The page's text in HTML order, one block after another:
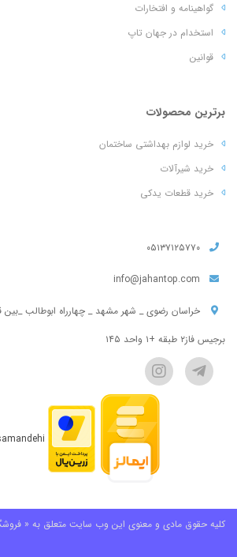
گواهینامه و افتخارات
استخدام در جهان تاپ
قوانین
برترین محصولات
خرید لوازم بهداشتی ساختمان
خرید شیرآلات
خرید قطعات یدکی
برجیس فاز۲ طبقه +۱ واحد ۱۴۵
کلیه حقوق مادی و معنوی این وب سایت متعلق به «